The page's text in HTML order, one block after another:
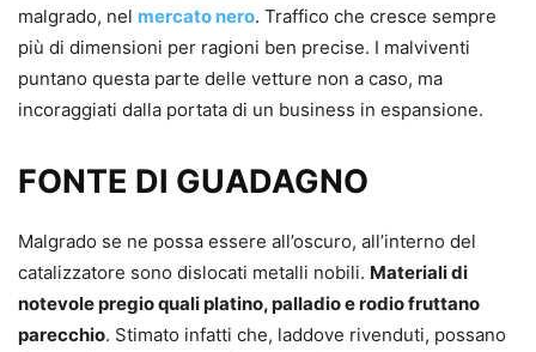
malgrado, nel mercato nero. Traffico che cresce sempre
più di dimensioni per ragioni ben precise. I malviventi
puntano questa parte delle vetture non a caso, ma
incoraggiati dalla portata di un business in espansione.
FONTE DI GUADAGNO
Malgrado se ne possa essere all’oscuro, all’interno del
catalizzatore sono dislocati metalli nobili. Materiali di
notevole pregio quali platino, palladio e rodio fruttano
parecchio. Stimato infatti che, laddove rivenduti, possano